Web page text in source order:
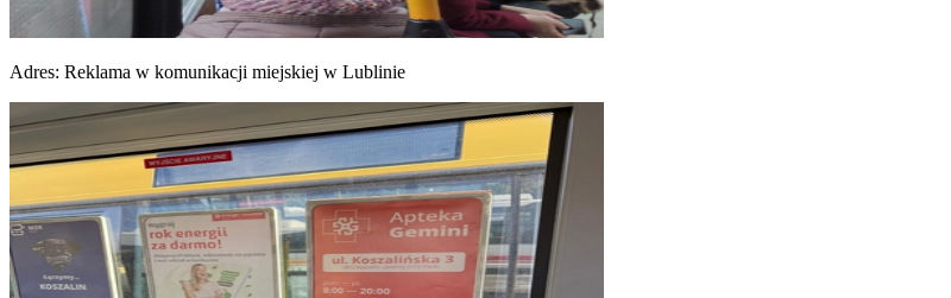
Adres: Reklama w komunikacji miejskiej w Lublinie